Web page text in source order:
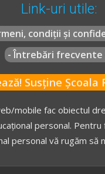
Link-uri utile:
condiții și
- Întrebări frecvente
Susține Școala
mobile fac obiectul
personal.
personal vă rugăm să